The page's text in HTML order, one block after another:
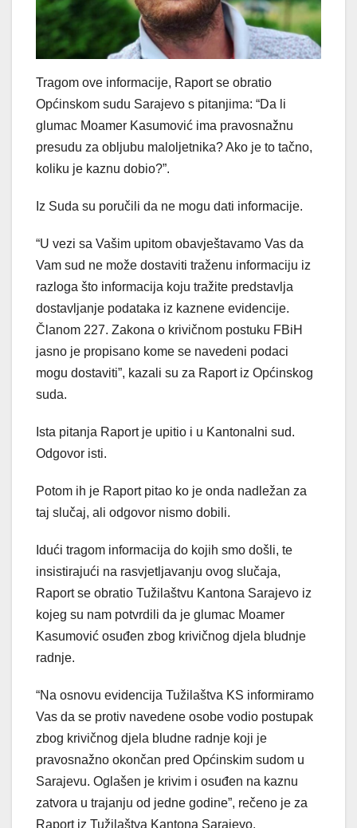
Tragom ove informacije, Raport se obratio
Općinskom sudu Sarajevo s pitanjima: “Da li
glumac Moamer Kasumović ima pravosnažnu
presudu za obljubu maloljetnika? Ako je to tačno,
koliku je kaznu dobio?”.
Iz Suda su poručili da ne mogu dati informacije.
“U vezi sa Vašim upitom obavještavamo Vas da
Vam sud ne može dostaviti traženu informaciju iz
razloga što informacija koju tražite predstavlja
dostavljanje podataka iz kaznene evidencije.
Članom 227. Zakona o krivičnom postuku FBiH
jasno je propisano kome se navedeni podaci
mogu dostaviti”, kazali su za Raport iz Općinskog
suda.
Ista pitanja Raport je upitio i u Kantonalni sud.
Odgovor isti.
Potom ih je Raport pitao ko je onda nadležan za
taj slučaj, ali odgovor nismo dobili.
Idući tragom informacija do kojih smo došli, te
insistirajući na rasvjetljavanju ovog slučaja,
Raport se obratio Tužilaštvu Kantona Sarajevo iz
kojeg su nam potvrdili da je glumac Moamer
Kasumović osuđen zbog krivičnog djela bludnje
radnje.
“Na osnovu evidencija Tužilaštva KS informiramo
Vas da se protiv navedene osobe vodio postupak
zbog krivičnog djela bludne radnje koji je
pravosnažno okončan pred Općinskim sudom u
Sarajevu. Oglašen je krivim i osuđen na kaznu
zatvora u trajanju od jedne godine”, rečeno je za
Raport iz Tužilaštva Kantona Sarajevo.